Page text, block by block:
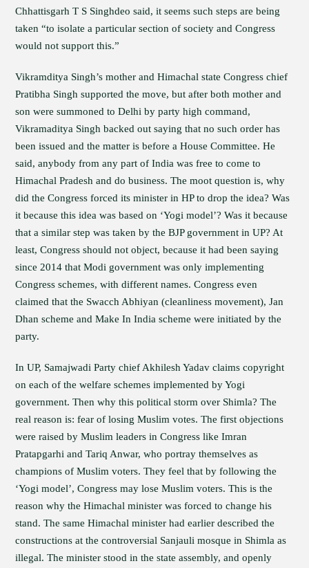
Chhattisgarh T S Singhdeo said, it seems such steps are being
taken “to isolate a particular section of society and Congress
would not support this.”
Vikramditya Singh’s mother and Himachal state Congress chief
Pratibha Singh supported the move, but after both mother and
son were summoned to Delhi by party high command,
Vikramaditya Singh backed out saying that no such order has
been issued and the matter is before a House Committee. He
said, anybody from any part of India was free to come to
Himachal Pradesh and do business. The moot question is, why
did the Congress forced its minister in HP to drop the idea? Was
it because this idea was based on ‘Yogi model’? Was it because
that a similar step was taken by the BJP government in UP? At
least, Congress should not object, because it had been saying
since 2014 that Modi government was only implementing
Congress schemes, with different names. Congress even
claimed that the Swacch Abhiyan (cleanliness movement), Jan
Dhan scheme and Make In India scheme were initiated by the
party.
In UP, Samajwadi Party chief Akhilesh Yadav claims copyright
on each of the welfare schemes implemented by Yogi
government. Then why this political storm over Shimla? The
real reason is: fear of losing Muslim votes. The first objections
were raised by Muslim leaders in Congress like Imran
Pratapgarhi and Tariq Anwar, who portray themselves as
champions of Muslim voters. They feel that by following the
‘Yogi model’, Congress may lose Muslim voters. This is the
reason why the Himachal minister was forced to change his
stand. The same Himachal minister had earlier described the
constructions at the controversial Sanjauli mosque in Shimla as
illegal. The minister stood in the state assembly, and openly